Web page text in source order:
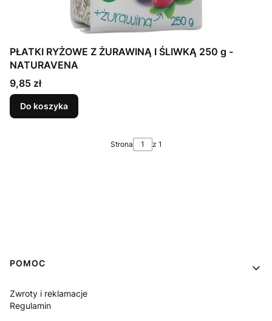
PŁATKI RYŻOWE Z ŻURAWINĄ I ŚLIWKĄ 250 g -
NATURAVENA
Cena
9,85 zł
Do koszyka
Strona z 1
Linki w stopce
POMOC
Zwroty i reklamacje
Regulamin